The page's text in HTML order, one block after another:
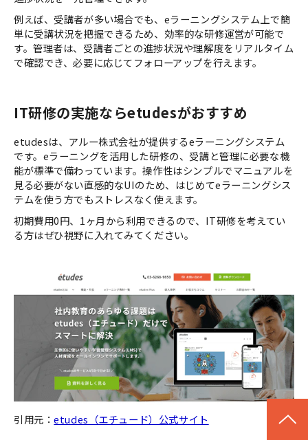
例えば、受講者が多い場合でも、eラーニングシステム上で簡
単に受講状況を把握できるため、効率的な研修運営が可能で
す。管理者は、受講者ごとの進捗状況や理解度をリアルタイム
で確認でき、必要に応じてフォローアップを行えます。
IT研修の実施ならetudesがおすすめ
etudesは、アルー株式会社が提供するeラーニングシステム
です。eラーニングを活用した研修の、受講と管理に必要な機
能が標準で備わっています。操作性はシンプルでマニュアルを
見る必要がない直感的なUIのため、はじめてeラーニングシス
テムを使う方でもストレスなく使えます。
初期費用0円、1ヶ月から利用できるので、IT研修を考えてい
る方はぜひ視野に入れてみてください。
引用元：etudes（エチュード）公式サイト